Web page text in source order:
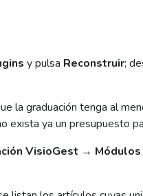
y pulsa Reconstruir;
la graduación tenga al
exista ya un presupuesto
VisioGest →